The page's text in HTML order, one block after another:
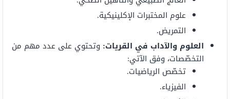
علوم المختبرات الإكلينيكية.
التمريض.
العلوم والآداب في القريات: وتحتوي على عدد مهم من
التخصّصات، وفق الآتي:
تخصّص الرياضيات.
الفيزياء.